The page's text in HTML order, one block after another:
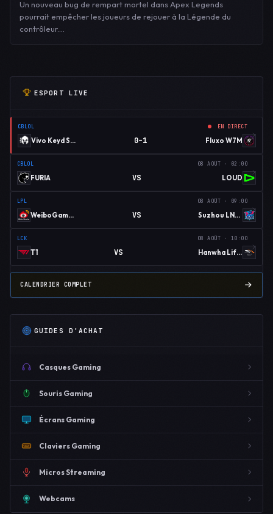
Un nouveau bug de rempart mortel dans Apex Legends
pourrait empêcher les joueurs de rejouer à la Légende du
contrôleur.…
ESPORT LIVE
CBLOL EN DIRECT
Vivo Keyd Stars 0–1 Fluxo W7M
CBLOL 08 AOÛT · 02:00
FURIA VS LOUD
LPL 08 AOÛT · 09:00
WeiboGaming VS Suzhou LNG Esports
LCK 08 AOÛT · 10:00
T1 VS Hanwha Life Esports
CALENDRIER COMPLET
GUIDES D'ACHAT
Casques Gaming
Souris Gaming
Écrans Gaming
Claviers Gaming
Micros Streaming
Webcams